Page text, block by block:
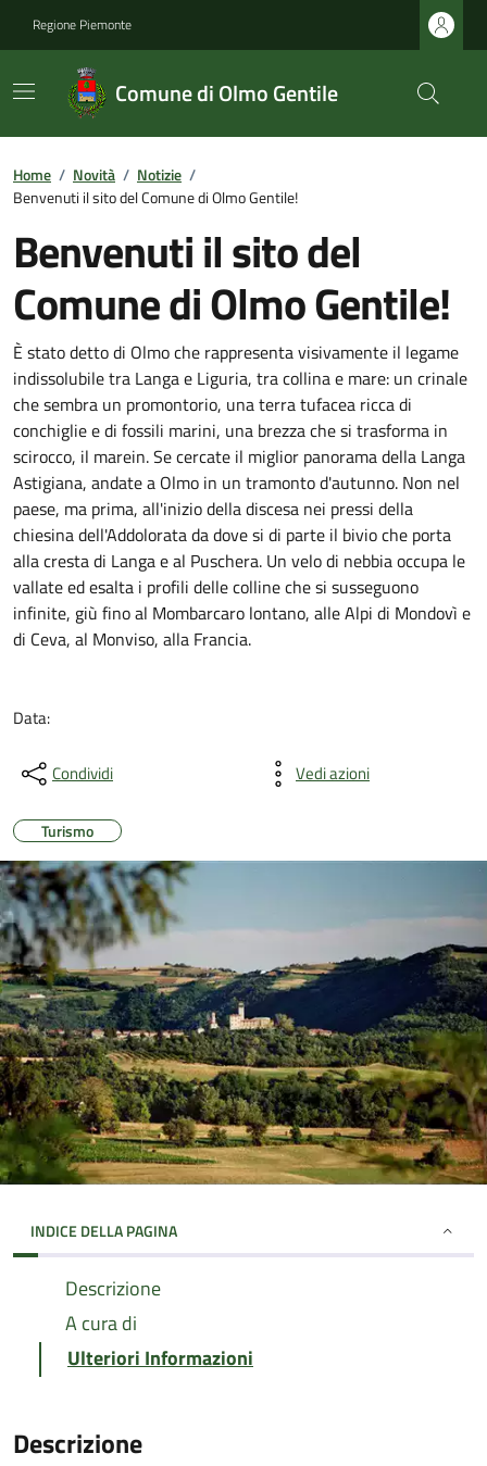
Regione Piemonte
Comune di Olmo Gentile
Home / Novità / Notizie /
Benvenuti il sito del Comune di Olmo Gentile!
Benvenuti il sito del
Comune di Olmo Gentile!
È stato detto di Olmo che rappresenta visivamente il legame
indissolubile tra Langa e Liguria, tra collina e mare: un crinale
che sembra un promontorio, una terra tufacea ricca di
conchiglie e di fossili marini, una brezza che si trasforma in
scirocco, il marein. Se cercate il miglior panorama della Langa
Astigiana, andate a Olmo in un tramonto d'autunno. Non nel
paese, ma prima, all'inizio della discesa nei pressi della
chiesina dell'Addolorata da dove si di parte il bivio che porta
alla cresta di Langa e al Puschera. Un velo di nebbia occupa le
vallate ed esalta i profili delle colline che si susseguono
infinite, giù fino al Mombarcaro lontano, alle Alpi di Mondovì e
di Ceva, al Monviso, alla Francia.
Data:
Condividi Vedi azioni
Turismo
INDICE DELLA PAGINA
Descrizione
A cura di
Ulteriori Informazioni
Descrizione